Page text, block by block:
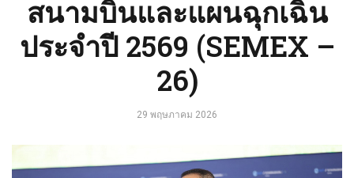
สนามบินและแผนฉุกเฉิน
ประจำปี 2569 (SEMEX –
26)
29 พฤษภาคม 2026